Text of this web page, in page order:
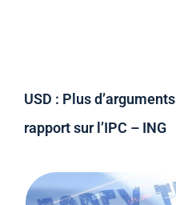
USD : Plus
rapport sur l’IPC – ING